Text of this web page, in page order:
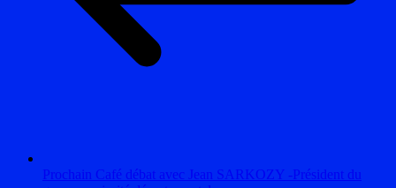
Prochain Café débat avec Jean SARKOZY -Président du